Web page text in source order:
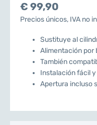
€ 99,90
Precios únicos, IVA no
Sustituye al
Alimentación por
También
Instalación fácil
Apertura incluso